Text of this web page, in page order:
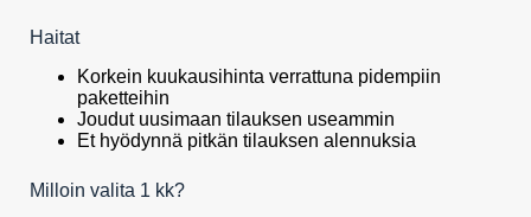
Haitat
Korkein kuukausihinta verrattuna pidempiin
paketteihin
Joudut uusimaan tilauksen useammin
Et hyödynnä pitkän tilauksen alennuksia
Milloin valita 1 kk?